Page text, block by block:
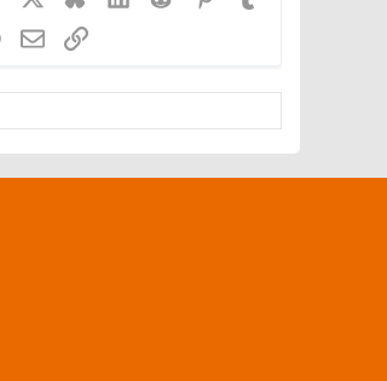
WhatsApp
EmailLink